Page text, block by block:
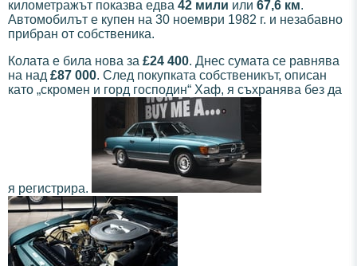
километражът показва едва 42 мили или 67,6 км.
Автомобилът е купен на 30 ноември 1982 г. и незабавно
прибран от собственика.
Колата е била нова за £24 400. Днес сумата се равнява
на над £87 000. След покупката собственикът, описан
като „скромен и горд господин“ Хаф, я съхранява без да
я регистрира.